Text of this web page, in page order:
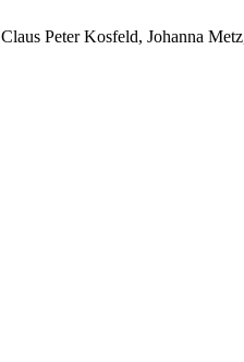
Claus Peter Kosfeld, Johanna